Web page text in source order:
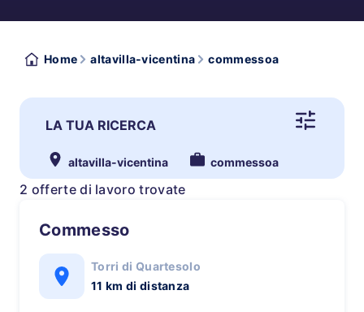
Home altavilla-vicentina commessoa
LA TUA RICERCA
altavilla-vicentina commessoa
2 offerte di lavoro trovate
Commesso
Torri di Quartesolo
11 km di distanza